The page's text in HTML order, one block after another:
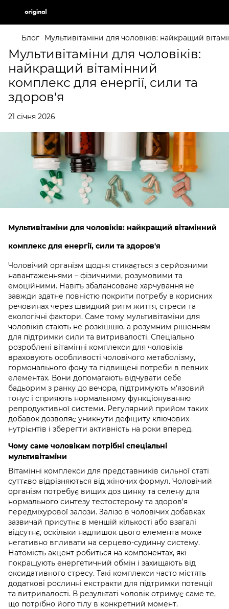
Блог Мультивітаміни для чоловіків: найкращий
Мультивітаміни для чоловіків:
найкращий вітамінний
комплекс для енергії, сили та
здоров'я
21 січня 2026
Мультивітаміни для чоловіків: найкращий вітамінний
комплекс для енергії, сили та здоров'я
Чоловічий організм щодня стикається з серйозними
навантаженнями – фізичними, розумовими та
емоційними. Навіть збалансоване харчування не
завжди здатне повністю покрити потребу в корисних
речовинах через швидкий ритм життя, стреси та
екологічні фактори. Саме тому мультивітаміни для
чоловіків стають не розкішшю, а розумним рішенням
для підтримки сили та витривалості. Спеціально
розроблені вітамінні комплекси для чоловіків
враховують особливості чоловічого метаболізму,
гормонального фону та підвищені потреби в певних
елементах. Вони допомагають відчувати себе
бадьорим з ранку до вечора, підтримують м'язовий
тонус і сприяють нормальному функціонуванню
репродуктивної системи. Регулярний прийом таких
добавок дозволяє уникнути дефіциту ключових
нутрієнтів і зберегти активність на роки вперед.
Чому саме чоловікам потрібні спеціальні
мультивітаміни
Вітамінні комплекси для представників сильної статі
суттєво відрізняються від жіночих формул. Чоловічий
організм потребує вищих доз цинку та селену для
нормального синтезу тестостерону та здоров'я
передміхурової залози. Залізо в чоловічих добавках
зазвичай присутнє в меншій кількості або взагалі
відсутнє, оскільки надлишок цього елемента може
негативно впливати на серцево-судинну систему.
Натомість акцент робиться на компонентах, які
покращують енергетичний обмін і захищають від
оксидативного стресу. Такі комплекси часто містять
додаткові рослинні екстракти для підтримки потенції
та витривалості. В результаті чоловік отримує саме те,
що потрібно його тілу в конкретний момент.